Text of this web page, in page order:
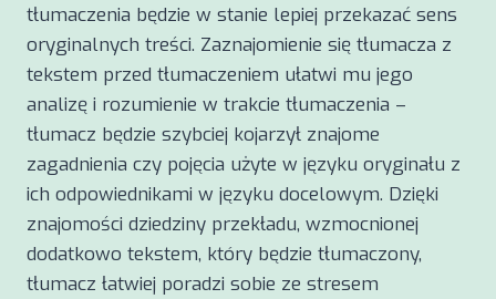
tłumaczenia będzie w stanie lepiej przekazać sens
oryginalnych treści. Zaznajomienie się tłumacza z
tekstem przed tłumaczeniem ułatwi mu jego
analizę i rozumienie w trakcie tłumaczenia –
tłumacz będzie szybciej kojarzył znajome
zagadnienia czy pojęcia użyte w języku oryginału z
ich odpowiednikami w języku docelowym. Dzięki
znajomości dziedziny przekładu, wzmocnionej
dodatkowo tekstem, który będzie tłumaczony,
tłumacz łatwiej poradzi sobie ze stresem